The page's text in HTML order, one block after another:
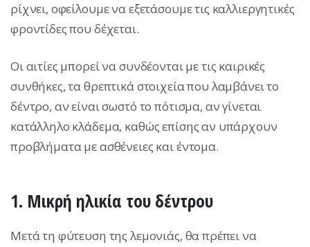
ρίχνει, οφείλουμε να εξετάσουμε τις καλλιεργητικές
φροντίδες που δέχεται.
Οι αιτίες μπορεί να συνδέονται με τις καιρικές
συνθήκες, τα θρεπτικά στοιχεία που λαμβάνει το
δέντρο, αν είναι σωστό το πότισμα, αν γίνεται
κατάλληλο κλάδεμα, καθώς επίσης αν υπάρχουν
προβλήματα με ασθένειες και έντομα.
1. Μικρή ηλικία του δέντρου
Μετά τη φύτευση της λεμονιάς, θα πρέπει να